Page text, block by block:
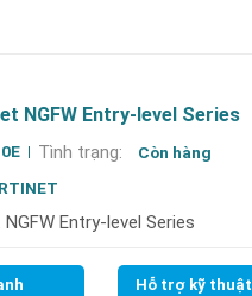
NGFW Entry-level Series
Tình trạng: Còn hàng
Entry-level Series
Hỗ trợ kỹ thuật